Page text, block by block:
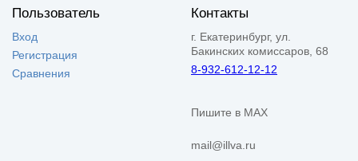
Пользователь
Вход
Регистрация
Сравнения
Контакты
г. Екатеринбург, ул.
Бакинских комиссаров, 68
8-932-612-12-12
Пишите в MAX
mail@illva.ru